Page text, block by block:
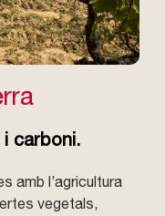
carboni.
amb l’agricultura
vegetals,